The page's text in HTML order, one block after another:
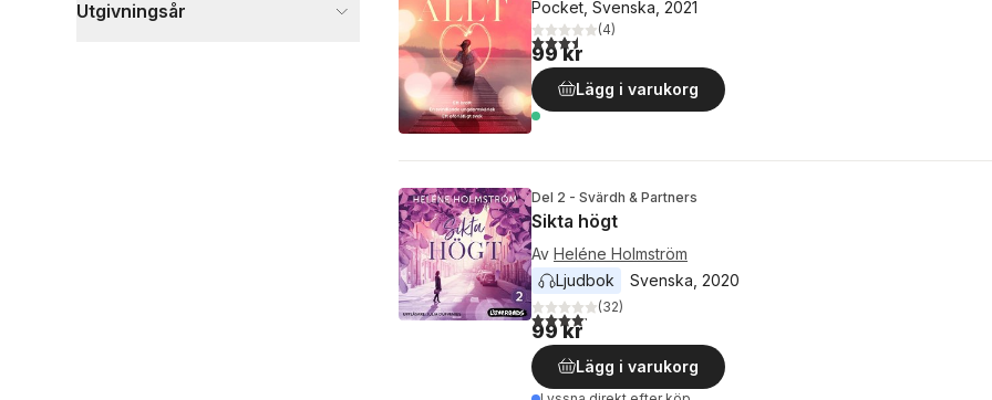
Utgivningsår
Pocket, Svenska, 2021
3,5utav 5 stjärnor. Totalt antal röster:
(4)
99 kr
Lägg i varukorg
Del 2 - Svärdh & Partners
Sikta högt
Av Heléne Holmström
Ljudbok
Svenska 2020
4,2utav 5 stjärnor. Totalt antal röster:
(32)
99 kr
Lägg i varukorg